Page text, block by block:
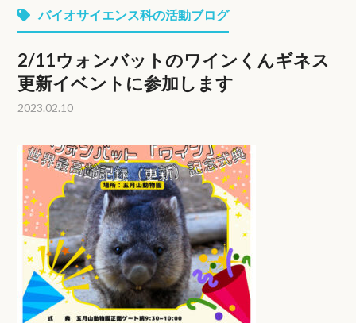
バイオサイエンス科の活動ブログ
2/11ウォンバットのワインくんギネス
更新イベントに参加します
2023.02.10